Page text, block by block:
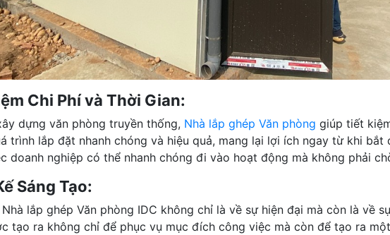
Chi Phí và Thời Gian:
dựng văn phòng truyền thống, Nhà lắp ghép Văn phòng giúp tiết
trình lắp đặt nhanh chóng và hiệu quả, mang lại lợi ích ngay từ khi bắt
doanh nghiệp có thể nhanh chóng đi vào hoạt động mà không phải
Sáng Tạo:
lắp ghép Văn phòng IDC không chỉ là về sự hiện đại mà còn là về
tạo ra không chỉ để phục vụ mục đích công việc mà còn để tạo ra